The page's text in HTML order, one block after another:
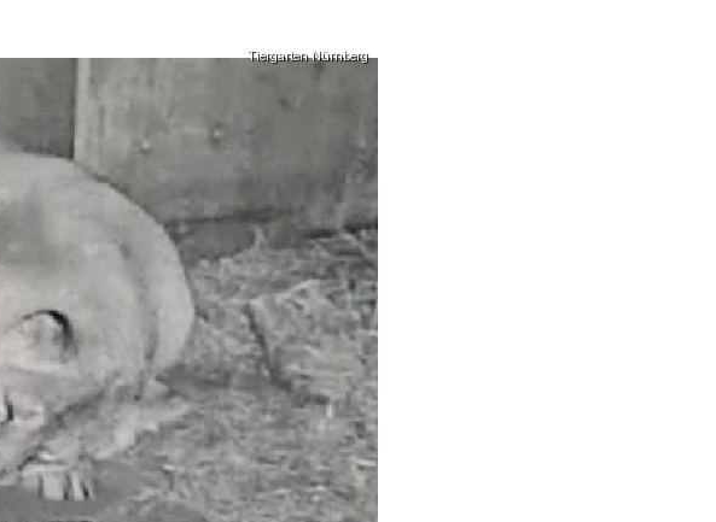
Tiergarten Nürnberg